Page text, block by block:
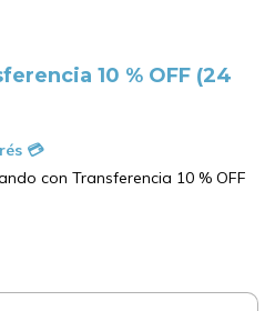
10 % OFF (24
con Transferencia 10 % OFF